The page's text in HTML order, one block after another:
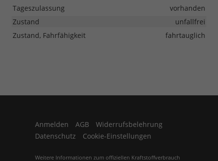
Tageszulassung
vorhanden
Zustand
unfallfrei
Zustand, Fahrfähigkeit
fahrtauglich
Anmelden AGB
Widerrufsbelehrung
Datenschutz
Cookie-Einstellungen
Weitere Informationen zum offiziellen Kraftstoffverbrauch